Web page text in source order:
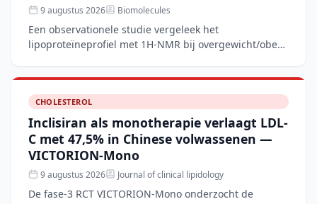
9 augustus 2026 Biomolecules
Een observationele studie vergeleek het
lipoproteïneprofiel met 1H-NMR bij overgewicht/obese
CHOLESTEROL
Inclisiran als monotherapie verlaagt LDL-
C met 47,5% in Chinese volwassenen —
VICTORION-Mono
9 augustus 2026 Journal of clinical lipidology
De fase-3 RCT VICTORION-Mono onderzocht de